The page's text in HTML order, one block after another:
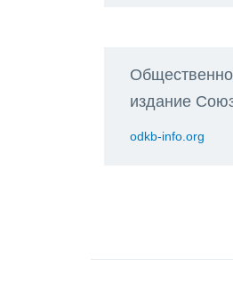
издание
odkb-info.org